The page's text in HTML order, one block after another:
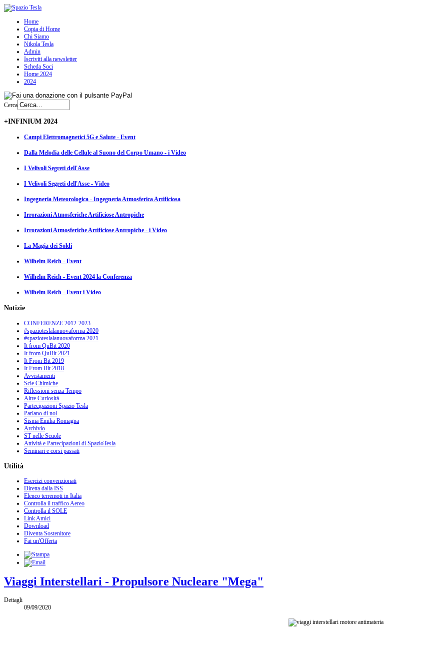
Home
Copia di Home
Chi Siamo
Nikola Tesla
Admin
Iscriviti alla newsletter
Scheda Soci
Home 2024
2024
Cerca
+INFINIUM 2024
Campi Elettromagnetici 5G e Salute - Event
Dalla Melodia delle Cellule al Suono del Corpo Umano - i Video
I Velivoli Segreti dell'Asse
I Velivoli Segreti dell'Asse - Video
Ingegneria Meteorologica - Ingegneria Atmosferica Artificiosa
Irrorazioni Atmosferiche Artificiose Antropiche
Irrorazioni Atmosferiche Artificiose Antropiche - i Video
La Magia dei Soldi
Wilhelm Reich - Event
Wilhelm Reich - Event 2024 la Conferenza
Wilhelm Reich - Event i Video
Notizie
CONFERENZE 2012-2023
#spazioteslalanuovaforma 2020
#spazioteslalanuovaforma 2021
It from QuBit 2020
It from QuBit 2021
It From Bit 2019
It From Bit 2018
Avvistamenti
Scie Chimiche
Riflessioni senza Tempo
Altre Curiosità
Partecipazioni Spazio Tesla
Parlano di noi
Sisma Emilia Romagna
Archivio
ST nelle Scuole
Attività e Partecipazioni di SpazioTesla
Seminari e corsi passati
Utilità
Esercizi convenzionati
Diretta dalla ISS
Elenco terremoti in Italia
Controlla il traffico Aereo
Controlla il SOLE
Link Amici
Download
Diventa Sostenitore
Fai un'Offerta
Viaggi Interstellari - Propulsore Nucleare "Mega"
Dettagli
09/09/2020